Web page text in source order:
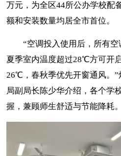
万元，为全区44所公办学校配
额和安装数量均居全市首位。
“空调投入使用后，所有
夏季室内温度超过28℃方可开
26℃，春秋季优先开窗通风。
局副局长陈少华介绍，各个学
握，兼顾师生舒适与节能降耗。